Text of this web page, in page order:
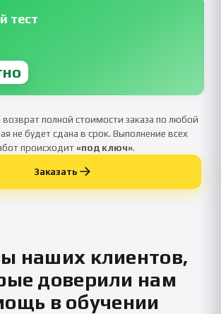
тест
полной стоимости заказа по любой
не будет сдана в срок. Выполнение всех
происходит«под ключ».
Заказать
наших клиентов,
доверили нам
в обучении